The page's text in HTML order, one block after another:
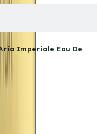
Imperiale Eau De